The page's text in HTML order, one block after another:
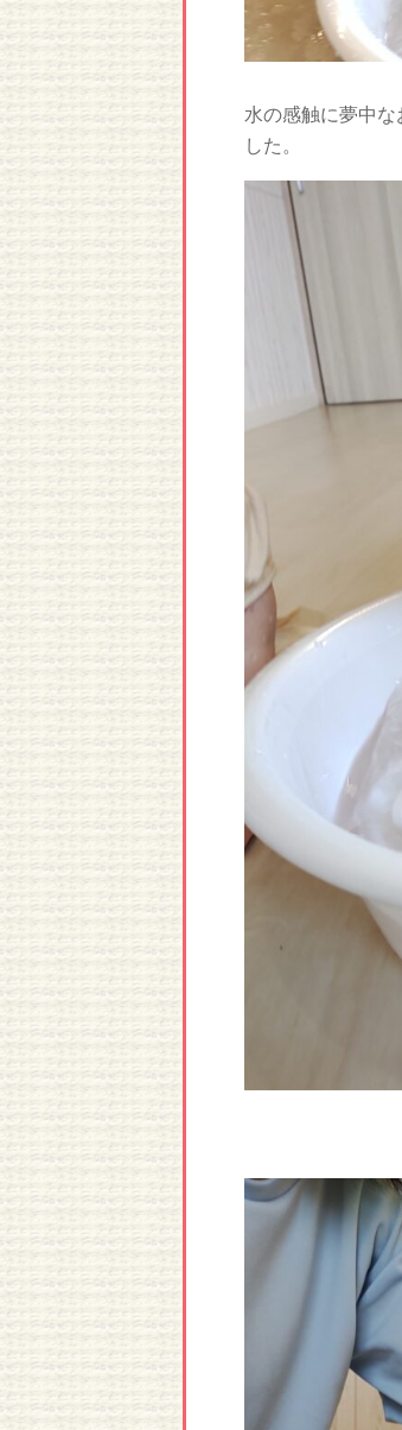
水の感触に夢中
した。